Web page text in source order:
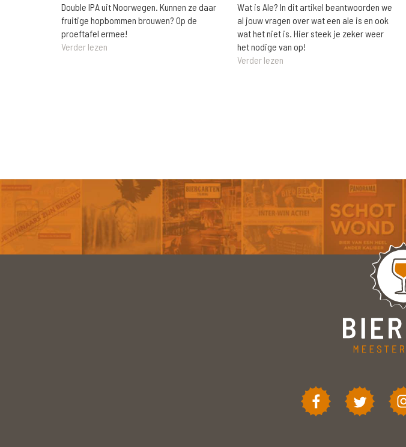
Double IPA uit Noorwegen. Kunnen ze daar
fruitige hopbommen brouwen? Op de
proeftafel ermee!
Verder lezen
Wat is Ale? In dit artikel beantwoorden we
al jouw vragen over wat een ale is en ook
wat het niet is. Hier steek je zeker weer
het nodige van op!
Verder lezen